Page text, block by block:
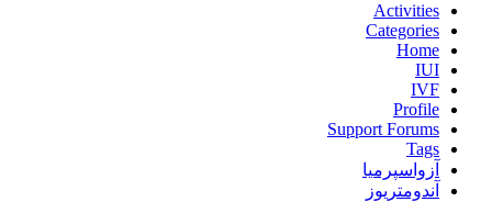
Activities
Categories
Home
IUI
IVF
Profile
Support Forums
Tags
آزواسپرمیا
آندومتریوز